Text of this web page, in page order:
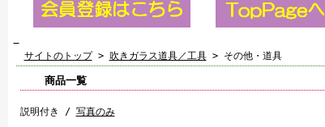
サイトのトップ> 吹きガラス道具／工具> その他・道具
商品一覧
説明付き / 写真のみ